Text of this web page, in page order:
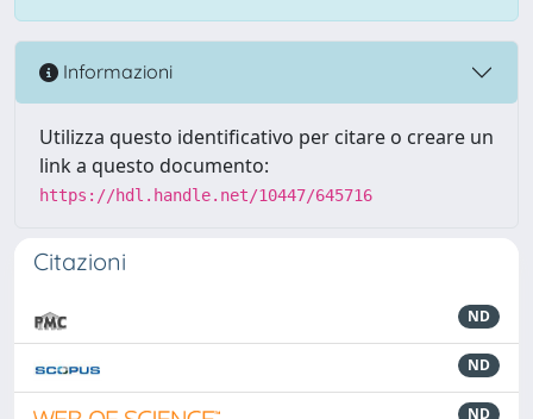
Informazioni
Utilizza questo identificativo per citare o creare un
link a questo documento:
https://hdl.handle.net/10447/645716
Citazioni
ND
ND
ND